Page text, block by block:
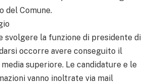
del Comune.
svolgere la funzione di presidente di
occorre avere conseguito il
superiore. Le candidature e le
vanno inoltrate via mail